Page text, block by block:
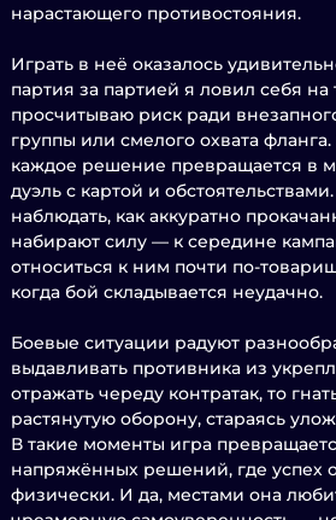
нарастающего противостояния.
Играть в неё оказалось
партия за партией я ловил себя
просчитываю риск ради
группы или смелого охвата фланга.
каждое решение превращается в
дуэль с картой и
наблюдать, как аккуратно
набирают силу — к середине
относиться к ним почти по-
когда бой складывается неудачно.
Боевые ситуации радуют
выдавливать противника из
отражать череду контратак, то
растянутую оборону, стараясь
В такие моменты игра
напряжённых решений, где успех
физически. И да, местами она